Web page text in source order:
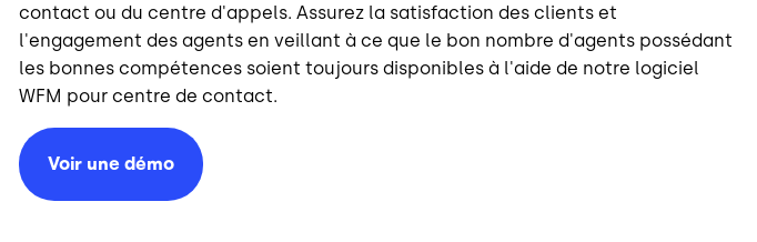
contact ou du centre d'appels. Assurez la satisfaction des clients et
l'engagement des agents en veillant à ce que le bon nombre d'agents possédant
les bonnes compétences soient toujours disponibles à l'aide de notre logiciel
WFM pour centre de contact.
Voir une démo